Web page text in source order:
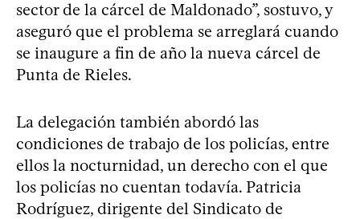
sector de la cárcel de Maldonado”, sostuvo, y
aseguró que el problema se arreglará cuando
se inaugure a fin de año la nueva cárcel de
Punta de Rieles.
La delegación también abordó las
condiciones de trabajo de los policías, entre
ellos la nocturnidad, un derecho con el que
los policías no cuentan todavía. Patricia
Rodríguez, dirigente del Sindicato de